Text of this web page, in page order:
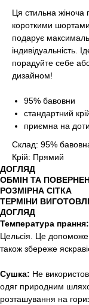
Ця стильна жіноча
короткими
подарує
індивідуальність.
порадуйте себе
дизайном!
95% бавовни
стандартний
приємна на
Склад: 95%
Крій: Прямий
ДОГЛЯД
ОБМІН ТА
РОЗМІРНА СІТКА
ТЕРМІНИ
ДОГЛЯД
Температура прання:
Цельсія. Це допоможе
також збереже
Сушка: Не
одяг природним
розташування на